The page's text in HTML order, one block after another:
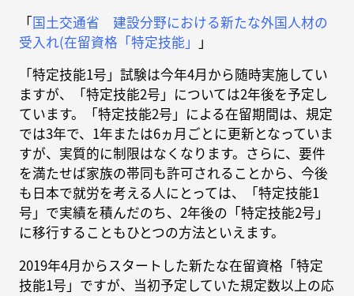
「国土交通省 建設分野における新たな外国人材の
受入れ(在留資格「特定技能」
」
「特定技能1号」試験は今年4月から随時実施してい
ますが、「特定技能2号」については2年後を予定し
ています。「特定技能2号」による在留期間は、規定
では3年で、1年または6ヵ月ごとに更新となっていま
すが、実質的に制限はなくなります。さらに、要件
を満たせば家族の帯同も許可されることから、今後
も日本で就労を考える人にとっては、「特定技能1
号」で実績を積んだのち、2年後の「特定技能2号」
に移行することもひとつの方法といえます。
2019年4月からスタートした新たな在留資格「特定
技能1号」ですが、当初予定していた規定数以上の応